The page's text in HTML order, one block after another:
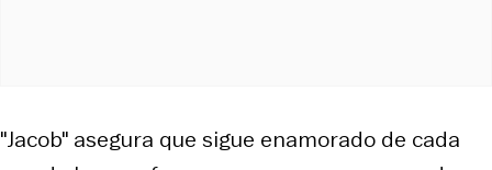
"Jacob" asegura que sigue enamorado de cada